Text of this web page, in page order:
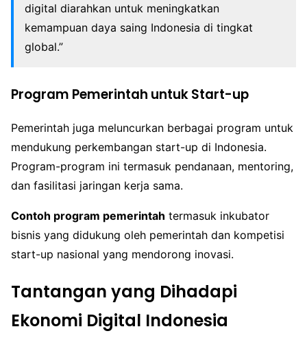
digital diarahkan untuk meningkatkan
kemampuan daya saing Indonesia di tingkat
global.”
Program Pemerintah untuk Start-up
Pemerintah juga meluncurkan berbagai program untuk
mendukung perkembangan start-up di Indonesia.
Program-program ini termasuk pendanaan, mentoring,
dan fasilitasi jaringan kerja sama.
Contoh program pemerintah termasuk inkubator
bisnis yang didukung oleh pemerintah dan kompetisi
start-up nasional yang mendorong inovasi.
Tantangan yang Dihadapi
Ekonomi Digital Indonesia